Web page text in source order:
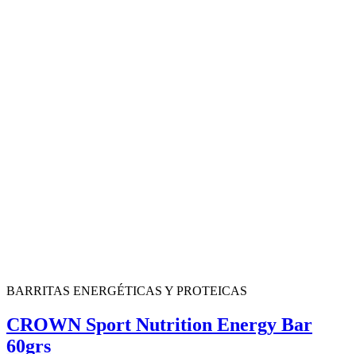
BARRITAS ENERGÉTICAS Y PROTEICAS
CROWN Sport Nutrition Energy Bar
60grs